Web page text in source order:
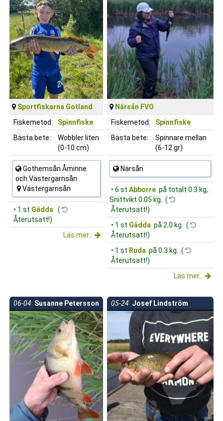
Sportfiskarna Gotland
Fiskemetod:
Spinnfiske
Bästa bete:
Wobbler liten
(0-10 cm)
Gothemsån Åminne
och Västergarnsån
Västergarnsån
• 1 st Gädda (
Återutsatt!)
Läs mer...
Närsån FVO
Fiskemetod:
Spinnfiske
Bästa bete:
Spinnare mellan
(6-12 gr)
Närsån
• 6 st Abborre på totalt 0.3 kg,
Snittvikt 0.05 kg. (
Återutsatt!)
• 1 st Gädda på 2.0 kg. (
Återutsatt!)
• 1 st Ruda på 0.3 kg. (
Återutsatt!)
Läs mer...
06-04 Susanne Petersson 05-24 Josef Lindström